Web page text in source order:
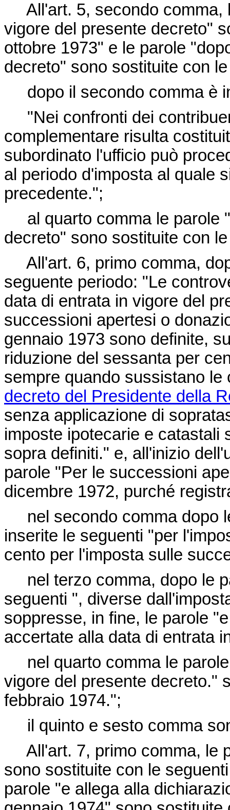
All'art. 5, secondo comma,
vigore del presente decreto"
ottobre 1973" e le parole
decreto" sono sostituite con
dopo il secondo comma è
"Nei confronti dei
complementare risulta
subordinato l'ufficio può
al periodo d'imposta al quale
precedente.";
al quarto comma le parole
decreto" sono sostituite con
All'art. 6, primo comma,
seguente periodo: "Le
data di entrata in vigore del
successioni apertesi o
gennaio 1973 sono definite,
riduzione del sessanta per
sempre quando sussistano
decreto del Presidente della
senza applicazione di
imposte ipotecarie e catastali
sopra definiti." e, all'inizio
parole "Per le successioni
dicembre 1972, purché
nel secondo comma dopo
inserite le seguenti "per
cento per l'imposta sulle
nel terzo comma, dopo le
seguenti ", diverse
soppresse, in fine, le parole
accertate alla data di entrata
nel quarto comma le parole
vigore del presente decreto."
febbraio 1974.";
il quinto e sesto comma
All'art. 7, primo comma, le
sono sostituite con le
parole "e allega alla